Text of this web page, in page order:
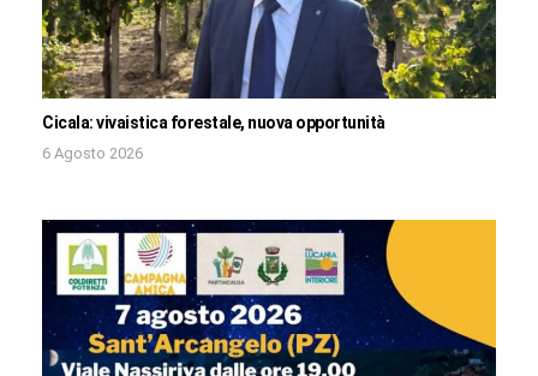
Cicala: vivaistica forestale, nuova opportunità
6 Agosto 2026